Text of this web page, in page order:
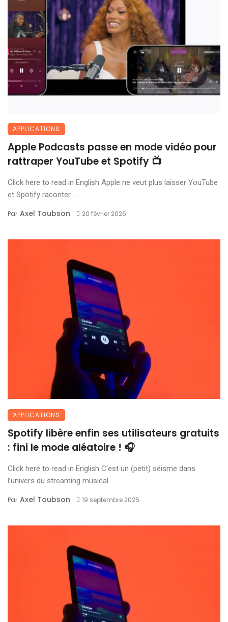
APPLICATIONS
Apple Podcasts passe en mode vidéo pour
rattraper YouTube et Spotify 📺
Click here to read in English Apple ne veut plus laisser YouTube
et Spotify raconter ...
Par Axel Toubson 20 février 2026
APPLICATIONS
Spotify libère enfin ses utilisateurs gratuits
: fini le mode aléatoire ! 🎧
Click here to read in English C’est un (petit) séisme dans
l’univers du streaming musical ...
Par Axel Toubson 19 septembre 2025